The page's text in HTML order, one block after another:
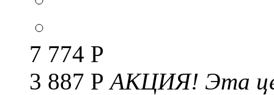
7 774 Р
3 887 РАКЦИЯ! Эта